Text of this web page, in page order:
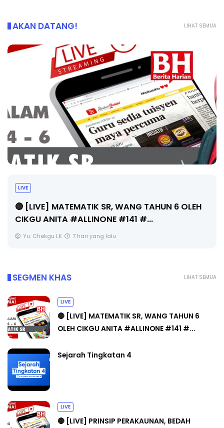
LIHAT SEMUA
AKAN DATANG!
SR, WANG TAHUN 6 OLEH
#ALLINONE #141 #...
7 hari yang lalu
Unknown
LIHAT SEMUA
SEGMEN KHAS
LIVE
🔴 [LIVE] MATEMATIK SR, WANG TAHUN 6
OLEH CIKGU ANITA #ALLINONE #141 #...
Sejarah Tingkatan 4
LIVE
🔴 [LIVE] PRINSIP PERAKAUNAN, BEDAH